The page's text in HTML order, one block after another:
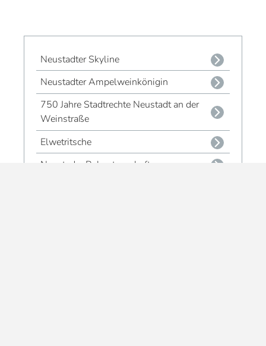
Neustadter Skyline
Neustadter Ampelweinkönigin
750 Jahre Stadtrechte Neustadt an der
Weinstraße
Elwetritsche
Neustader Rebpatenschaft